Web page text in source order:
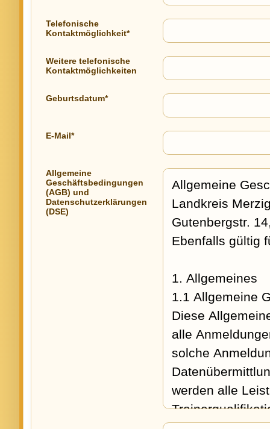
Telefonische
Kontaktmöglichkeit*
Weitere telefonische
Kontaktmöglichkeiten
Geburtsdatum*
E-Mail*
Allgemeine
Geschäftsbedingungen
(AGB) und
Datenschutzerklärungen
(DSE)